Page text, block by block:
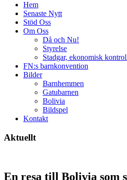
Hem
Senaste Nytt
Stöd Oss
Om Oss
Då och Nu!
Styrelse
Stadgar, ekonomisk
FN:s barnkonvention
Bilder
Barnhemmen
Gatubarnen
Bolivia
Bildspel
Kontakt
Aktuellt
En resa till Bolivia som